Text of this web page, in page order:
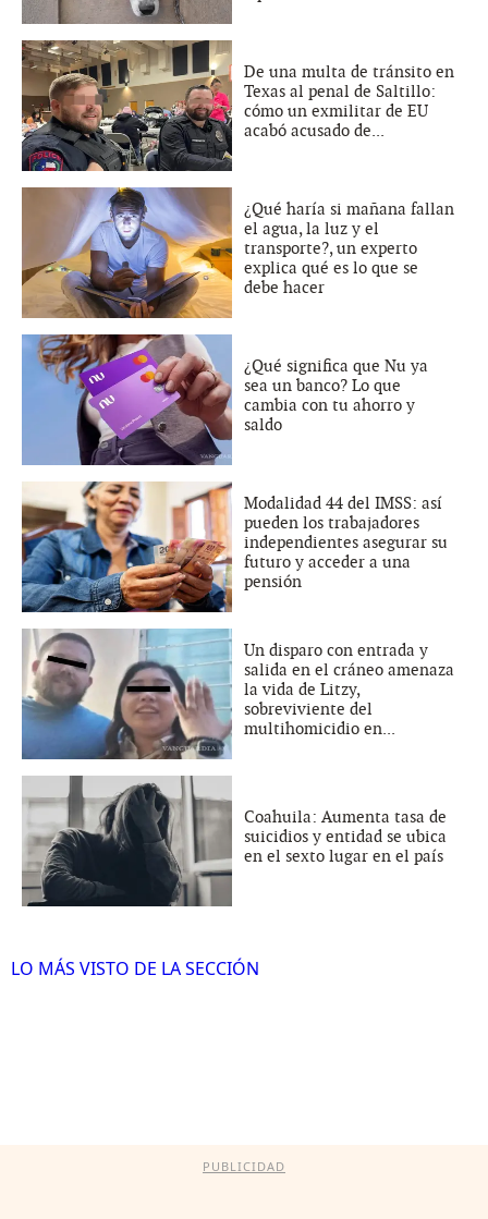
De una multa de tránsito en
Texas al penal de Saltillo:
cómo un exmilitar de EU
acabó acusado de...
¿Qué haría si mañana fallan
el agua, la luz y el
transporte?, un experto
explica qué es lo que se
debe hacer
¿Qué significa que Nu ya
sea un banco? Lo que
cambia con tu ahorro y
saldo
Modalidad 44 del IMSS: así
pueden los trabajadores
independientes asegurar su
futuro y acceder a una
pensión
Un disparo con entrada y
salida en el cráneo amenaza
la vida de Litzy,
sobreviviente del
multihomicidio en...
Coahuila: Aumenta tasa de
suicidios y entidad se ubica
en el sexto lugar en el país
LO MÁS VISTO DE LA SECCIÓN
PUBLICIDAD